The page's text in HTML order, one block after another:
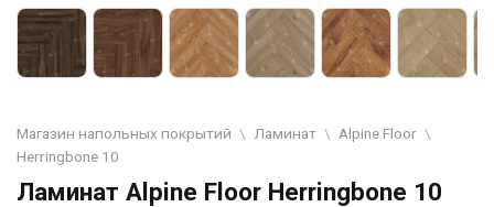
Магазин напольных покрытий \ Ламинат \ Alpine Floor \
Herringbone 10
Ламинат Alpine Floor Herringbone 10